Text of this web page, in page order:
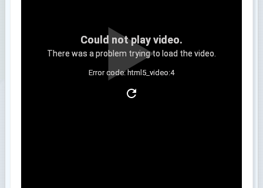
Could not play video.
There was a problem trying to load the video.
Error code: html5_video:4